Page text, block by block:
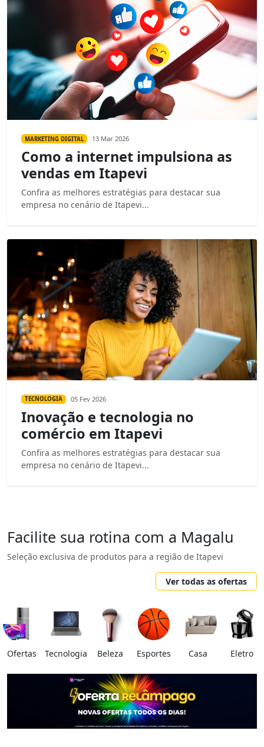
MARKETING DIGITAL 13 Mar 2026
Como a internet impulsiona as
vendas em Itapevi
Confira as melhores estratégias para destacar sua
empresa no cenário de Itapevi...
TECNOLOGIA 05 Fev 2026
Inovação e tecnologia no
comércio em Itapevi
Confira as melhores estratégias para destacar sua
empresa no cenário de Itapevi...
Facilite sua rotina com a Magalu
Seleção exclusiva de produtos para a região de Itapevi
Ver todas as ofertas
Ofertas Tecnologia Beleza Esportes Casa Eletro